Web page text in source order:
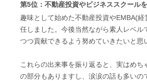
第5位：不動産投資やビジネススクール
趣味として始めた不動産投資やEMBA(
任しました。今後当然ながら素人レベ
つつ貢献できるよう努めていきたいと思
これらの出来事を振り返ると、実はめ
の部分もありますし、涙涙の話も多いの